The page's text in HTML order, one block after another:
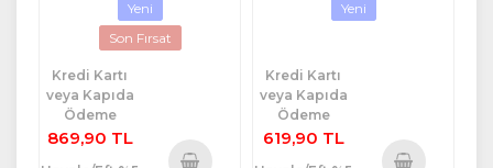
Yeni
Son Fırsat
Kredi Kartı
veya Kapıda
Ödeme
869,90 TL
Yeni
Kredi Kartı
veya Kapıda
Ödeme
619,90 TL